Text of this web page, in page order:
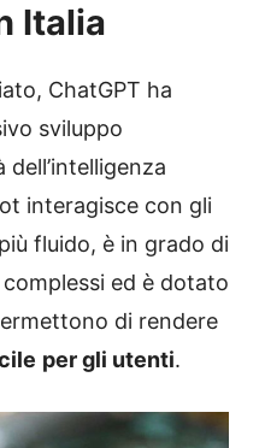
Italia
ChatGPT ha
sviluppo
interagisce con gli
fluido, è in grado di
ed è dotato
di rendere
per gli utenti.